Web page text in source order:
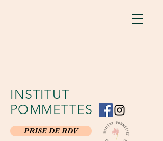
INSTITUT
POMMETTES
PRISE DE RDV